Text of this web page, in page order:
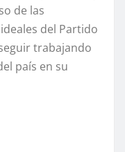
de las
del Partido
trabajando
país en su